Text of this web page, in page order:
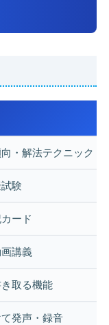
・解法テクニック
験
ード
講義
取る機能
発声・録音